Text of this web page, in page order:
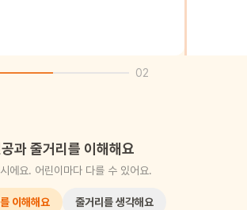
02
과 줄거리를 이해해요
에요. 어린이마다 다를 수 있어요.
이해해요 줄거리를 생각해요